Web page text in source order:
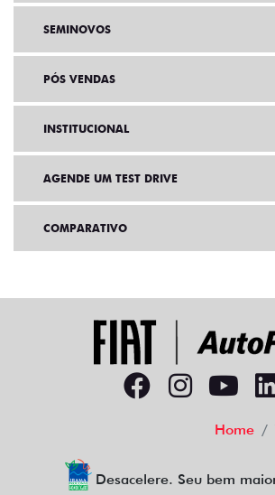
SEMINOVOS
PÓS VENDAS
INSTITUCIONAL
AGENDE UM TEST DRIVE
COMPARATIVO
Home
Desacelere. Seu bem